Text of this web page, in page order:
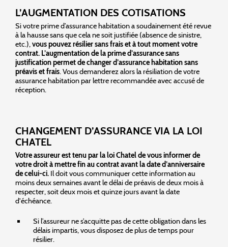
L’AUGMENTATION DES COTISATIONS
Si votre prime d’assurance habitation a soudainement été revue
à la hausse sans que cela ne soit justifiée (absence de sinistre,
etc.), vous pouvez résilier sans frais et à tout moment votre
contrat. L’augmentation de la prime d’assurance sans
justification permet de changer d’assurance habitation sans
préavis et frais. Vous demanderez alors la résiliation de votre
assurance habitation par lettre recommandée avec accusé de
réception.
CHANGEMENT D’ASSURANCE VIA LA LOI
CHATEL
Votre assureur est tenu par la loi Chatel de vous informer de
votre droit à mettre fin au contrat avant la date d’anniversaire
de celui-ci. Il doit vous communiquer cette information au
moins deux semaines avant le délai de préavis de deux mois à
respecter, soit deux mois et quinze jours avant la date
d'échéance.
Si l’assureur ne s’acquitte pas de cette obligation dans les
délais impartis, vous disposez de plus de temps pour
résilier.